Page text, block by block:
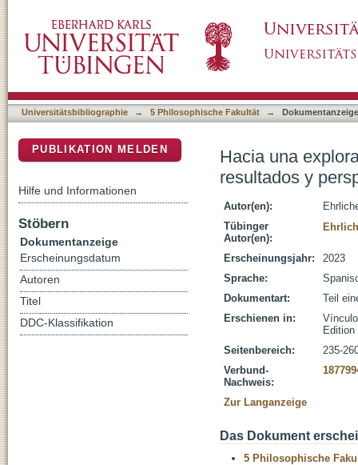
para el futuro
Universitätsbibliographie → 5 Philosophische Fakultät → Dokumentanzeige
Hacia una
resultados y
Autor(en):
Tübinger
Autor(en):
Erscheinungsjahr:
2023
Sprache:
Dokumentart:
Teil
Erschienen in:
Edition
Seitenbereich:
235-
Verbund-
Nachweis:
Zur Langanzeige
Das Dokument
5 Philosophische
PUBLIKATION MELDEN
Hilfe und Informationen
Stöbern
Dokumentanzeige
Erscheinungsdatum
Autoren
Titel
DDC-Klassifikation